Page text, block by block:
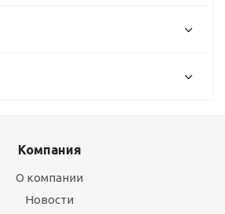
Компания
О компании
Новости